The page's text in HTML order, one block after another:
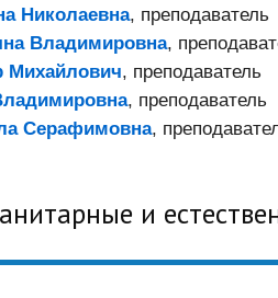
Николаевна, преподаватель
Владимировна,
Михайлович, преподаватель
, преподаватель
Серафимовна,
и